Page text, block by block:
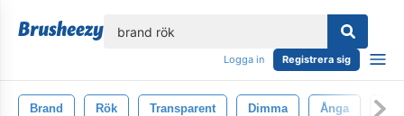
Logga in Registrera sig
Brand Rök Transparent Dimma Ånga Slät